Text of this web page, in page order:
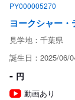
生命保証に関して
・飼育者の重大な
・伝染病予防ワク
・獣医師の治療を
・事故による死亡
・病気、死亡を発
・保証請求に際し
PY000005270
ヨークシャー・
見学地：千葉県
誕生日：2025/06/
- 円
動画あり